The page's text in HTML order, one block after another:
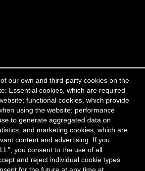
our own and third-party cookies on the
Essential cookies, which are required
functional cookies, which provide
using the website; performance
to generate aggregated data on
and marketing cookies, which are
content and advertising. If you
you consent to the use of all
and reject individual cookie types
Events
0